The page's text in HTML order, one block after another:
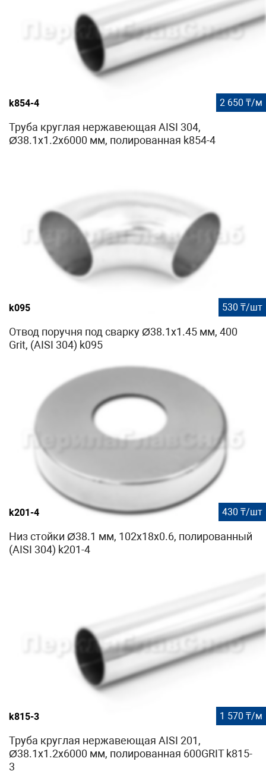
k854-4 2 650 ₸/м
Труба круглая нержавеющая AISI 304,
Ø38.1x1.2х6000 мм, полированная k854-4
k095 530 ₸/шт
Отвод поручня под сварку Ø38.1х1.45 мм, 400
Grit, (AISI 304) k095
k201-4 430 ₸/шт
Низ стойки Ø38.1 мм, 102х18х0.6, полированный
(AISI 304) k201-4
k815-3 1 570 ₸/м
Труба круглая нержавеющая AISI 201,
Ø38.1х1.2х6000 мм, полированная 600GRIT k815-
3